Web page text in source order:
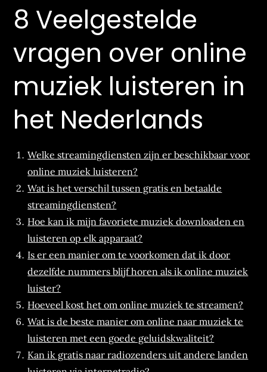
8 Veelgestelde
vragen over online
muziek luisteren in
het Nederlands
Welke streamingdiensten zijn er beschikbaar voor
online muziek luisteren?
Wat is het verschil tussen gratis en betaalde
streamingdiensten?
Hoe kan ik mijn favoriete muziek downloaden en
luisteren op elk apparaat?
Is er een manier om te voorkomen dat ik door
dezelfde nummers blijf horen als ik online muziek
luister?
Hoeveel kost het om online muziek te streamen?
Wat is de beste manier om online naar muziek te
luisteren met een goede geluidskwaliteit?
Kan ik gratis naar radiozenders uit andere landen